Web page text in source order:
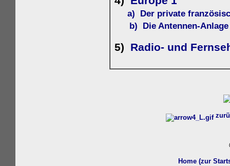
a) Der private
b) Die Antennen-Anlage
5) Radio- und
Home (zur